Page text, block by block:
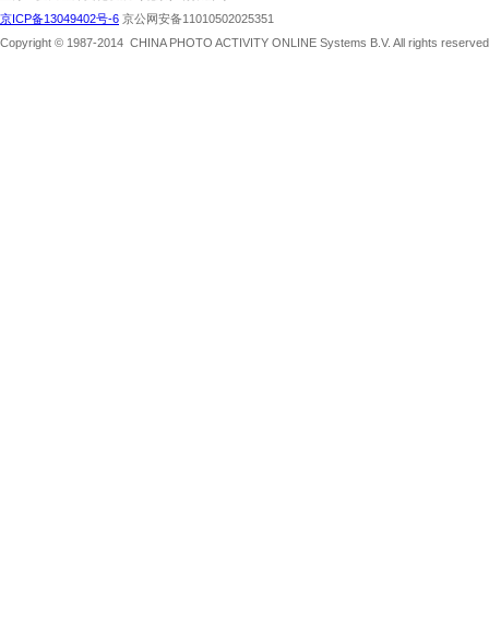
京ICP备13049402号-6 京公网安备11010502025351
Copyright © 1987-2014 CHINA PHOTO ACTIVITY ONLINE Systems B.V. All rights